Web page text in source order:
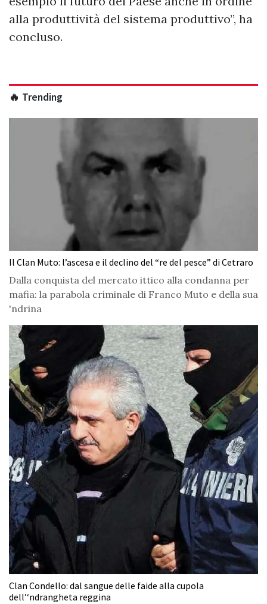
alla produttività del sistema produttivo”, ha
concluso.
🔥 Trending
Il Clan Muto: l’ascesa e il declino del “re del pesce” di Cetraro
Dalla conquista del mercato ittico alla condanna per
mafia: la parabola criminale di Franco Muto e della sua
'ndrina
Clan Condello: dal sangue delle faide alla cupola
dell’‘ndrangheta reggina